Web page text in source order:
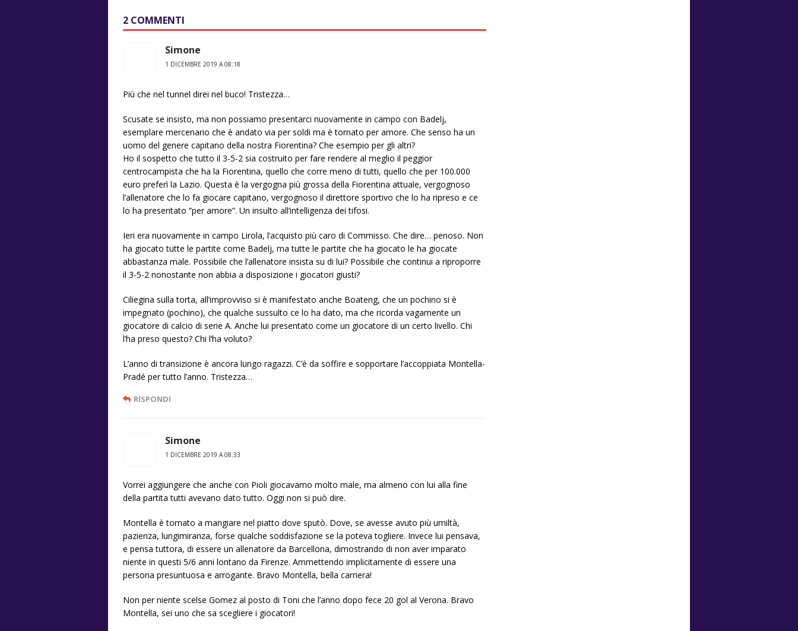
2 COMMENTI
Simone
1 DICEMBRE 2019 A 08:18
Più che nel tunnel direi nel buco! Tristezza…
Scusate se insisto, ma non possiamo presentarci nuovamente in campo con Badelj,
esemplare mercenario che è andato via per soldi ma è tornato per amore. Che senso ha un
uomo del genere capitano della nostra Fiorentina? Che esempio per gli altri?
Ho il sospetto che tutto il 3-5-2 sia costruito per fare rendere al meglio il peggior
centrocampista che ha la Fiorentina, quello che corre meno di tutti, quello che per 100.000
euro preferì la Lazio. Questa è la vergogna più grossa della Fiorentina attuale, vergognoso
l’allenatore che lo fa giocare capitano, vergognoso il direttore sportivo che lo ha ripreso e ce
lo ha presentato “per amore”. Un insulto all’intelligenza dei tifosi.
Ieri era nuovamente in campo Lirola, l’acquisto più caro di Commisso. Che dire… penoso. Non
ha giocato tutte le partite come Badelj, ma tutte le partite che ha giocato le ha giocate
abbastanza male. Possibile che l’allenatore insista su di lui? Possibile che continui a riproporre
il 3-5-2 nonostante non abbia a disposizione i giocatori giusti?
Ciliegina sulla torta, all’improvviso si è manifestato anche Boateng, che un pochino si è
impegnato (pochino), che qualche sussulto ce lo ha dato, ma che ricorda vagamente un
giocatore di calcio di serie A. Anche lui presentato come un giocatore di un certo livello. Chi
l’ha preso questo? Chi l’ha voluto?
L’anno di transizione è ancora lungo ragazzi. C’è da soffire e sopportare l’accoppiata Montella-
Pradé per tutto l’anno. Tristezza…
RISPONDI
Simone
1 DICEMBRE 2019 A 08:33
Vorrei aggiungere che anche con Pioli giocavamo molto male, ma almeno con lui alla fine
della partita tutti avevano dato tutto. Oggi non si può dire.
Montella è tornato a mangiare nel piatto dove sputò. Dove, se avesse avuto più umiltà,
pazienza, lungimiranza, forse qualche soddisfazione se la poteva togliere. Invece lui pensava,
e pensa tuttora, di essere un allenatore da Barcellona, dimostrando di non aver imparato
niente in questi 5/6 anni lontano da Firenze. Ammettendo implicitamente di essere una
persona presuntuosa e arrogante. Bravo Montella, bella carriera!
Non per niente scelse Gomez al posto di Toni che l’anno dopo fece 20 gol al Verona. Bravo
Montella, sei uno che sa scegliere i giocatori!